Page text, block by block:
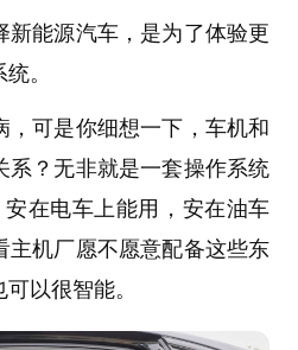
新能源汽车，是为了体验更
。
，可是你细想一下，车机和
系？无非就是一套操作系统
在电车上能用，安在油车
主机厂愿不愿意配备这些东
以很智能。